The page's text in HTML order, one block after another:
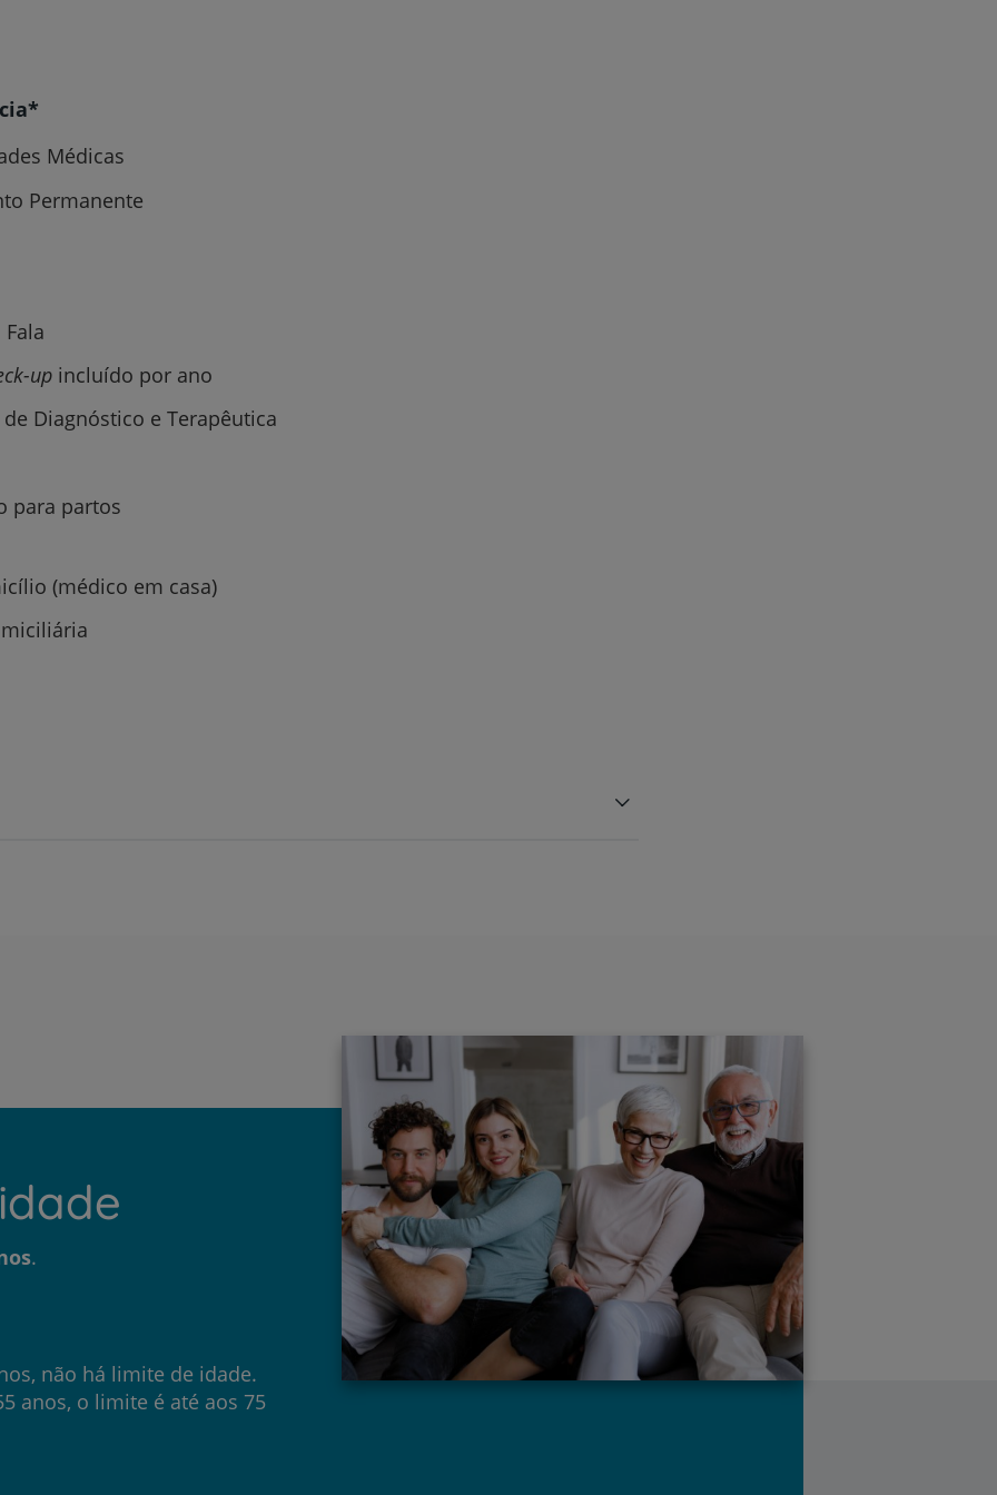
CUF Academic Center
Para profissionais
Contacte-nos
PT EN
Médicas
Permanente
upincluído por ano
Diagnóstico e Terapêutica
para partos
(médico em casa)
.
não há limite de idade.
anos, o limite é até aos 75